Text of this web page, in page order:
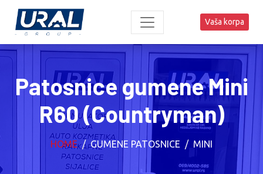
Vaša korpa
Patosnice gumene Mini
R60 (Countryman)
HOME GUMENE PATOSNICE MINI